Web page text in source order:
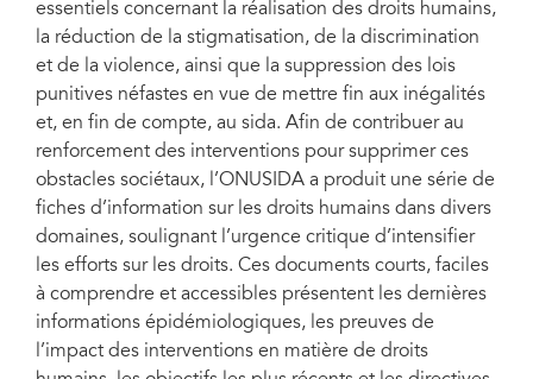
essentiels concernant la réalisation des droits humains,
la réduction de la stigmatisation, de la discrimination
et de la violence, ainsi que la suppression des lois
punitives néfastes en vue de mettre fin aux inégalités
et, en fin de compte, au sida. Afin de contribuer au
renforcement des interventions pour supprimer ces
obstacles sociétaux, l’ONUSIDA a produit une série de
fiches d’information sur les droits humains dans divers
domaines, soulignant l’urgence critique d’intensifier
les efforts sur les droits. Ces documents courts, faciles
à comprendre et accessibles présentent les dernières
informations épidémiologiques, les preuves de
l’impact des interventions en matière de droits